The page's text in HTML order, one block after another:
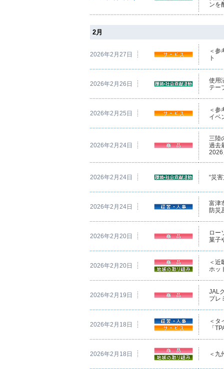
ンを
2月
2026年2月27日
＜参
ト
2026年2月26日
使用
テー
2026年2月25日
＜参
イベ
2026年2月24日
三陸
過去
2026
2026年2月24日 “災
2026年2月24日
富津
防災
2026年2月20日
ロー
菓子
2026年2月20日
＜近
ホッ
2026年2月19日
JAL
プレ
2026年2月18日
＜タ
「
2026年2月18日 ＜九